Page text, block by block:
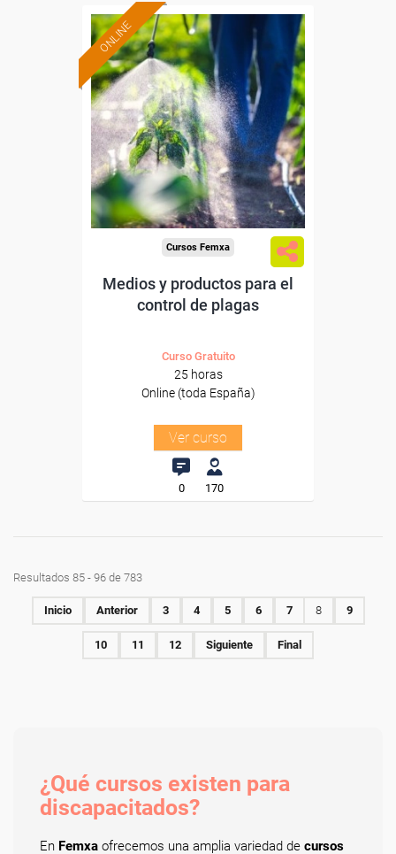
ONLINE
Formación 100%
subvencionada.
Para desempleados,
trabajadores y autónomos.
Sector
-Agricultura y Ganadería.
Cursos Femxa
Medios y productos para el
control de plagas
Curso Gratuito
25 horas
Online (toda España)
Ver curso
0 170
Resultados 85 - 96 de 783
Inicio Anterior 3 4 5 6 7 8 9
10 11 12 Siguiente Final
¿Qué cursos existen para
discapacitados?
En Femxa ofrecemos una amplia variedad de cursos